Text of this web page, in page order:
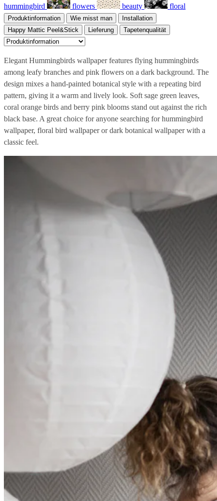
hummingbird flowers beauty floral
Produktinformation Wie misst man
Installation
Happy Mattic Peel&Stick
Lieferung Tapetenqualität
Elegant Hummingbirds wallpaper features flying hummingbirds
among leafy branches and pink flowers on a dark background. The
design mixes a hand-painted botanical style with a repeating bird
pattern, giving it a warm and lively look. Soft sage green leaves,
coral orange birds and berry pink blooms stand out against the rich
black base. A great choice for anyone searching for hummingbird
wallpaper, floral bird wallpaper or dark botanical wallpaper with a
classic feel.